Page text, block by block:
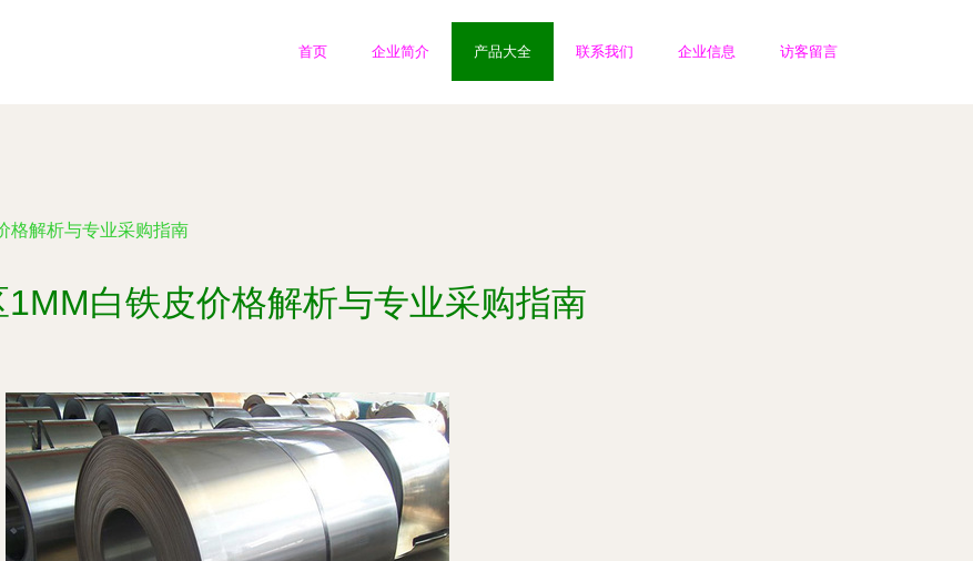
首页 企业简介 产品大全 联系我们 企业信息 访客留言
格解析与专业采购指南
白铁皮价格解析与专业采购指南